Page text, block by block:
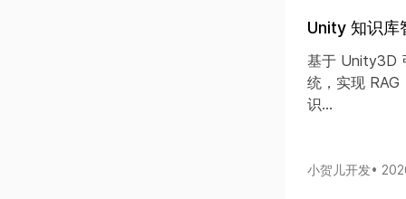
Unity 知识库
基于 Unity3D
统，实现 RAG
识...
小贺儿开发•